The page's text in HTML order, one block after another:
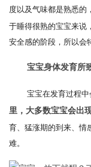
度以及气味都是熟悉的
于睡得很熟的宝宝来说
安全感的阶段，所以会
宝宝身体发育所
宝宝在发育过程
里，大多数宝宝会出
育、猛涨期的到来、情
难。